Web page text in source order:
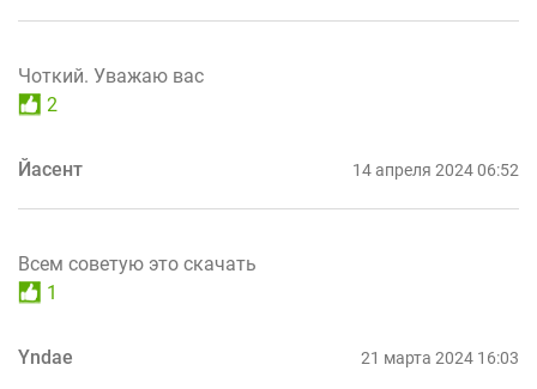
Чоткий. Уважаю вас
2
Йасент 14 апреля 2024 06:52
Всем советую это скачать
1
Yndae 21 марта 2024 16:03